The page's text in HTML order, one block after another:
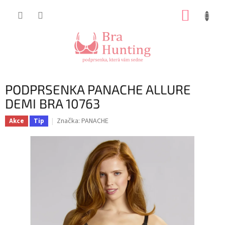
PODPRSENKA PANACHE ALLURE
DEMI BRA 10763
Akce Tip Značka: PANACHE